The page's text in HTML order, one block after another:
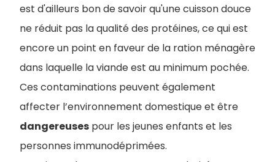
est d'ailleurs bon de savoir qu'une cuisson douce
ne réduit pas la qualité des protéines, ce qui est
encore un point en faveur de la ration ménagère
dans laquelle la viande est au minimum pochée.
Ces contaminations peuvent également
affecter l’environnement domestique et être
dangereuses pour les jeunes enfants et les
personnes immunodéprimées.